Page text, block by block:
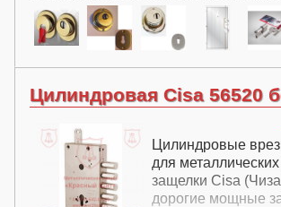
Цилиндровая Cisa 56520
Цилиндровые
для
защелки Cisa
дорогие мощные